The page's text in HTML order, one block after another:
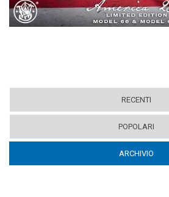
RECENTI
POPOLARI
ARCHIVIO